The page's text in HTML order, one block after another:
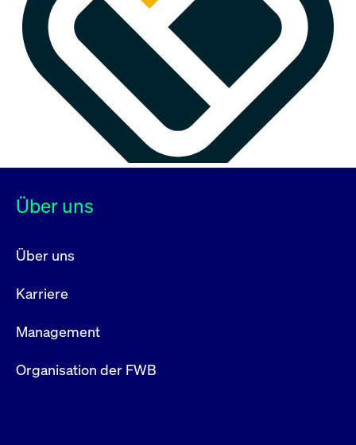
Über uns
Über uns
Karriere
Management
Organisation der FWB